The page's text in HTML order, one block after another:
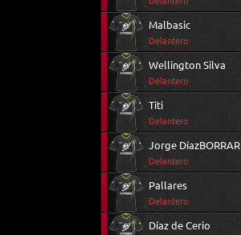
Malbasic
Delantero
Wellington Silva
Delantero
Titi
Delantero
Jorge DíazBORRAR
Delantero
Pallares
Delantero
Díaz de Cerio